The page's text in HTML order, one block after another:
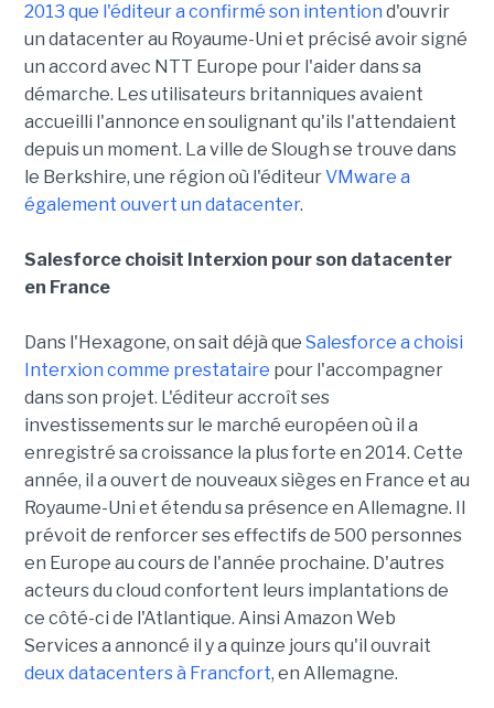
2013 que l'éditeur a confirmé son intention d'ouvrir
un datacenter au Royaume-Uni et précisé avoir signé
un accord avec NTT Europe pour l'aider dans sa
démarche. Les utilisateurs britanniques avaient
accueilli l'annonce en soulignant qu'ils l'attendaient
depuis un moment. La ville de Slough se trouve dans
le Berkshire, une région où l'éditeurVMware a
également ouvert un datacenter.
Salesforce choisit Interxion pour son datacenter
en France
Dans l'Hexagone, on sait déjà que Salesforce a choisi
Interxion comme prestataire pour l'accompagner
dans son projet. L'éditeur accroît ses
investissements sur le marché européen où il a
enregistré sa croissance la plus forte en 2014. Cette
année, il a ouvert de nouveaux sièges en France et au
Royaume-Uni et étendu sa présence en Allemagne. Il
prévoit de renforcer ses effectifs de 500 personnes
en Europe au cours de l'année prochaine. D'autres
acteurs du cloud confortent leurs implantations de
ce côté-ci de l'Atlantique. Ainsi Amazon Web
Services a annoncé il y a quinze jours qu'il ouvrait
deux datacenters à Francfort, en Allemagne.